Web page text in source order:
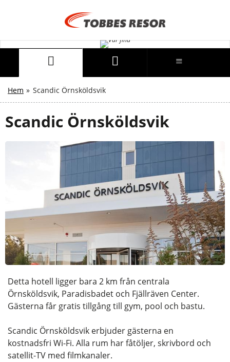
Hem » Scandic Örnsköldsvik
Scandic Örnsköldsvik
Detta hotell ligger bara 2 km från centrala
Örnsköldsvik, Paradisbadet och Fjällräven Center.
Gästerna får gratis tillgång till gym, pool och bastu.
Scandic Örnsköldsvik erbjuder gästerna en
kostnadsfri Wi-Fi. Alla rum har fåtöljer, skrivbord och
satellit-TV med filmkanaler.